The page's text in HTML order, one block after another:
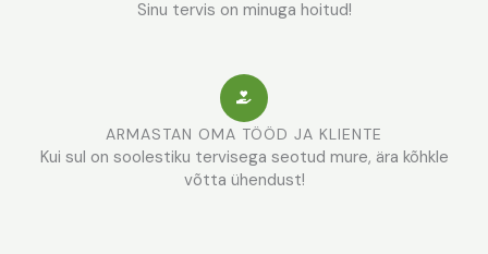
Sinu tervis on minuga hoitud!
ARMASTAN OMA TÖÖD JA KLIENTE
Kui sul on soolestiku tervisega seotud mure, ära kõhkle
võtta ühendust!